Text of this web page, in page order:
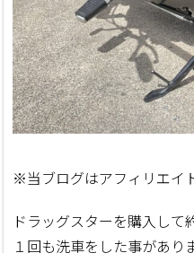
※当ブログはアフィリエイ
ドラッグスターを購入して
１回も洗車をした事があり